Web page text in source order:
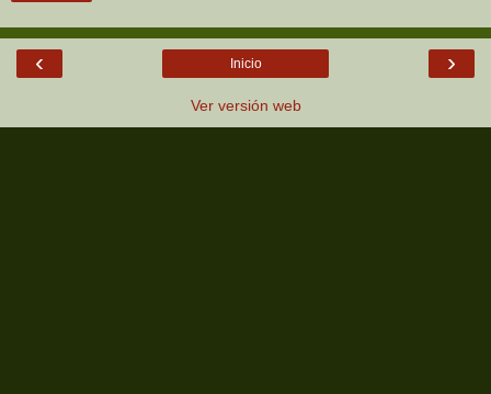
‹ ›
Inicio
Ver versión web